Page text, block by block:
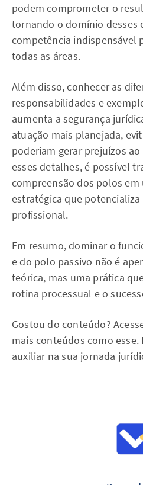
podem comprometer o
tornando o domínio desses
competência indispensável
todas as áreas.
Além disso, conhecer as
responsabilidades e
aumenta a segurança
atuação mais planejada,
poderiam gerar prejuízos
esses detalhes, é possível
compreensão dos polos
estratégica que potencializa
profissional.
Em resumo, dominar o
e do polo passivo não é
teórica, mas uma prática
rotina processual e o
Gostou do conteúdo?
mais conteúdos como
auxiliar na sua jornada